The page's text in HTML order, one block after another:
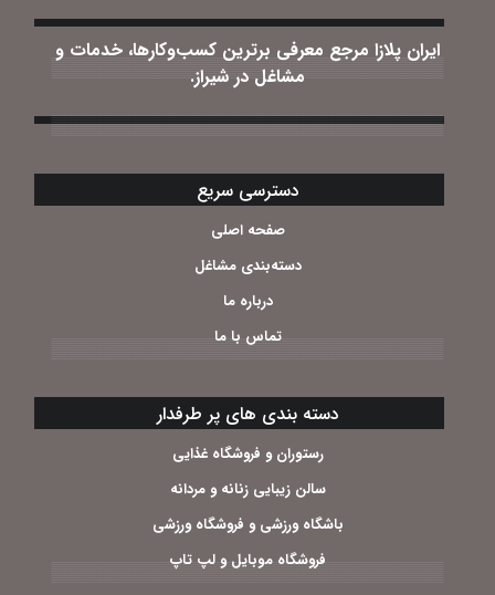
ایران پلازا مرجع معرفی برترین کسب‌وکارها، خدمات و
مشاغل در شیراز.
دسترسی سریع
صفحه اصلی
دسته‌بندی مشاغل
درباره ما
تماس با ما
دسته بندی های پر طرفدار
رستوران و فروشگاه غذایی
سالن زیبایی زنانه و مردانه
باشگاه ورزشی و فروشگاه ورزشی
فروشگاه موبایل و لپ تاپ